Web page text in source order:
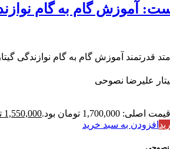
آموزش گام به گام
قدرتمند آموزش گام به گام نوازندگی گیتار
علیرضا نصوحی
قیمت اصلی: 1,700,000 تومان بود. 1,550,000
افزودن به سبد خرید